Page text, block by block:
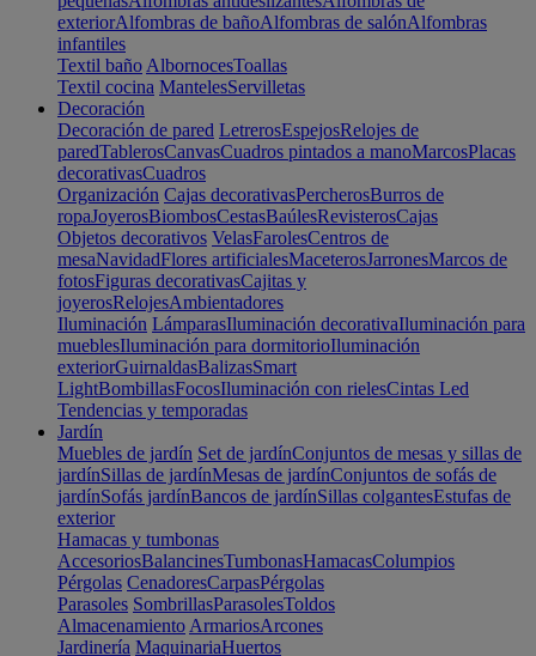
exteriorAlfombras de bañoAlfombras de salónAlfombras
infantiles
Textil baño AlbornocesToallas
Textil cocina MantelesServilletas
Decoración
Decoración de pared LetrerosEspejosRelojes de
paredTablerosCanvasCuadros pintados a manoMarcosPlacas
decorativasCuadros
Organización Cajas decorativasPercherosBurros de
ropaJoyerosBiombosCestasBaúlesRevisterosCajas
Objetos decorativos VelasFarolesCentros de
mesaNavidadFlores artificialesMaceterosJarronesMarcos de
fotosFiguras decorativasCajitas y
joyerosRelojesAmbientadores
Iluminación LámparasIluminación decorativaIluminación para
mueblesIluminación para dormitorioIluminación
exteriorGuirnaldasBalizasSmart
LightBombillasFocosIluminación con rielesCintas Led
Tendencias y temporadas
Jardín
Muebles de jardín Set de jardínConjuntos de mesas y sillas de
jardínSillas de jardínMesas de jardínConjuntos de sofás de
jardínSofás jardínBancos de jardínSillas colgantesEstufas de
exterior
Hamacas y tumbonas
AccesoriosBalancinesTumbonasHamacasColumpios
Pérgolas CenadoresCarpasPérgolas
Parasoles SombrillasParasolesToldos
Almacenamiento ArmariosArcones
Jardinería MaquinariaHuertos